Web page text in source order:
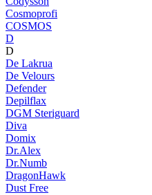
Cosmoprofi
COSMOS
D
D
De Lakrua
De Velours
Defender
Depilflax
DGM Steriguard
Diva
Domix
Dr.Alex
Dr.Numb
DragonHawk
Dust Free